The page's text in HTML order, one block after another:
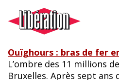
Ouïghours : bras de fer
L’ombre des 11 millions
Bruxelles. Après sept ans